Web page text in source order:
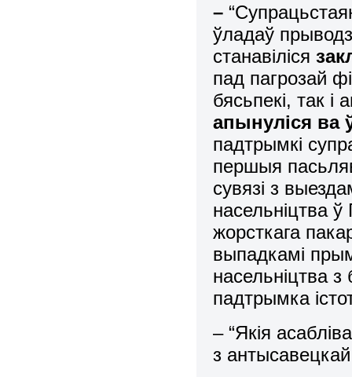
–
ўладаў
станавіліся
пад пагрозай
бясьпекі, так
апынуліся ва
падтрымкі
першыя
сувязі з
насельніцтва
жорсткага
выпадкамі
насельніцтва
падтрымка
– “Якія
з